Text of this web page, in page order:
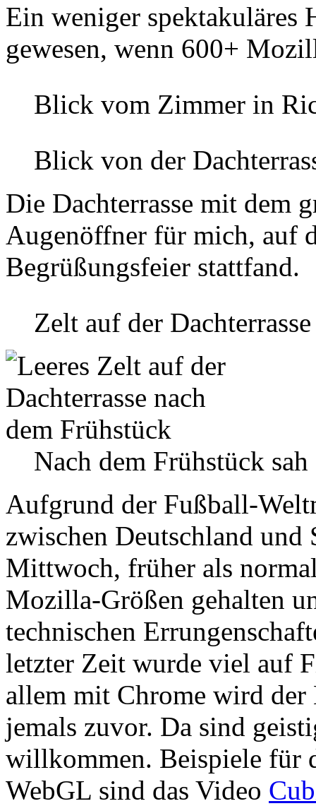
Ein weniger spektakuläres
gewesen, wenn 600+
Blick vom Zimmer in
Blick von der
Die Dachterrasse mit dem
Augenöffner für mich, auf
Begrüßungsfeier stattfand.
Zelt auf der Dachterrasse
Nach dem Frühstück sah
Aufgrund der Fußball-
zwischen Deutschland und
Mittwoch, früher als
Mozilla-Größen gehalten
technischen
letzter Zeit wurde viel auf
allem mit Chrome wird
jemals zuvor. Da sind
willkommen. Beispiele für
WebGL sind das Video